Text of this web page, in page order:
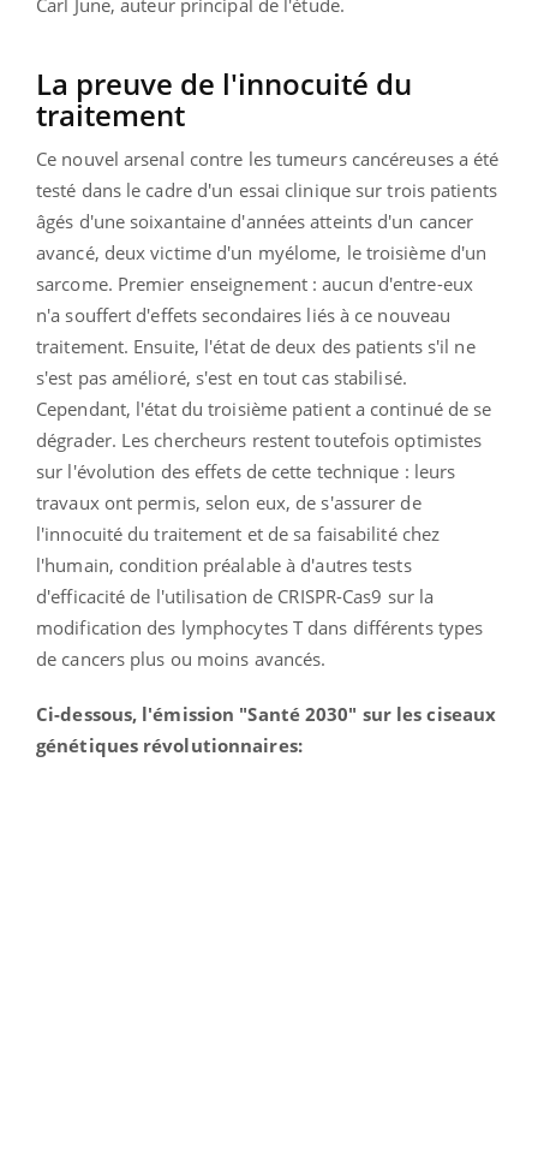
La preuve de l'innocuité du
traitement
Ce nouvel arsenal contre les tumeurs cancéreuses a été
testé dans le cadre d'un essai clinique sur trois patients
âgés d'une soixantaine d'années atteints d'un cancer
avancé, deux victime d'un myélome, le troisième d'un
sarcome. Premier enseignement : aucun d'entre-eux
n'a souffert d'effets secondaires liés à ce nouveau
traitement. Ensuite, l'état de deux des patients s'il ne
s'est pas amélioré, s'est en tout cas stabilisé.
Cependant, l'état du troisième patient a continué de se
dégrader. Les chercheurs restent toutefois optimistes
sur l'évolution des effets de cette technique : leurs
travaux ont permis, selon eux, de s'assurer de
l'innocuité du traitement et de sa faisabilité chez
l'humain, condition préalable à d'autres tests
d'efficacité de l'utilisation de CRISPR-Cas9 sur la
modification des lymphocytes T dans différents types
de cancers plus ou moins avancés.
Ci-dessous, l'émission "Santé 2030" sur les ciseaux
génétiques révolutionnaires: